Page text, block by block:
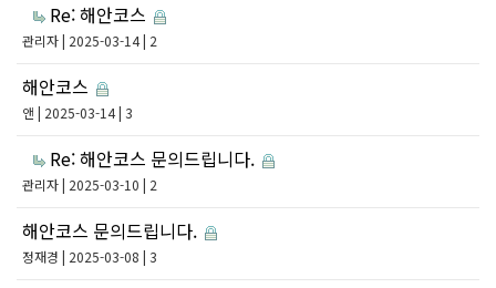
Re: 해안코스
관리자| 2025-03-14 | 2
해안코스
앤 | 2025-03-14 | 3
Re: 해안코스 문의드립니다.
관리자| 2025-03-10 | 2
해안코스 문의드립니다.
정재경 | 2025-03-08 | 3